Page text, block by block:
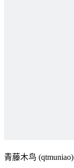
青藤木鸟 (qtmuniao)